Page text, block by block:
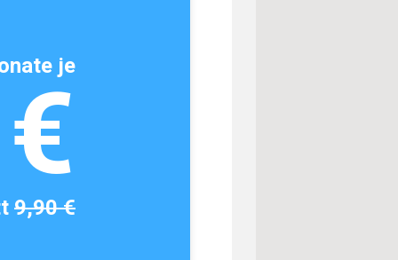
je
9,90 €